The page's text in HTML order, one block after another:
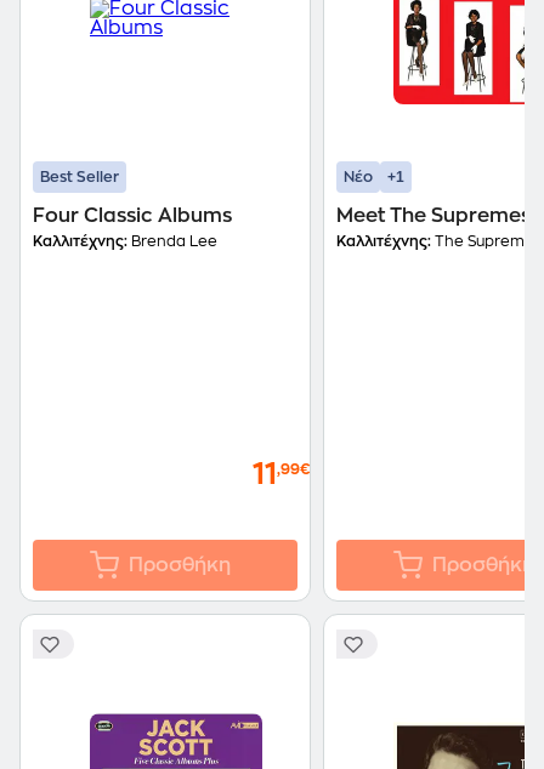
Best Seller
Four Classic Albums
Καλλιτέχνης: Brenda Lee
11 ,99€
Προσθήκη
Νέο +1
Meet The Supremes
Καλλιτέχνης: The Supremes
Προσθήκη